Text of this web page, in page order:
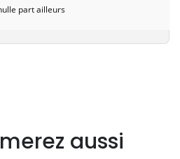
part ailleurs
aussi